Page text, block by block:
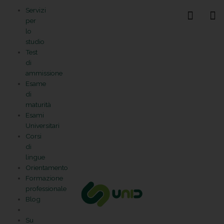
contenuto
Servizi
per
lo
studio
Test
di
ammissione
Esame
di
maturità
Esami
Universitari
Corsi
di
lingue
Orientamento
Formazione
professionale
Blog
Su